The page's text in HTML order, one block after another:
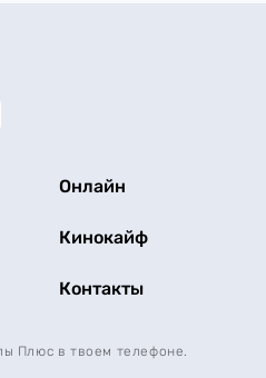
Онлайн
Кинокайф
Контакты
Плюс в твоем телефоне.